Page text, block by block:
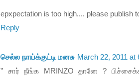
epxpectation is too high.... please publish
Reply
செல்ல நாய்க்குட்டி மனசு March 22, 2011 at
” சார் நீங்க MRINZO தானே ?